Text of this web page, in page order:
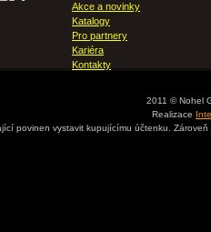
Akce a novinky
Katalogy
Pro partnery
Kariéra
Kontakty
2011 © Nohel
Realizace
povinen vystavit kupujícímu účtenku.